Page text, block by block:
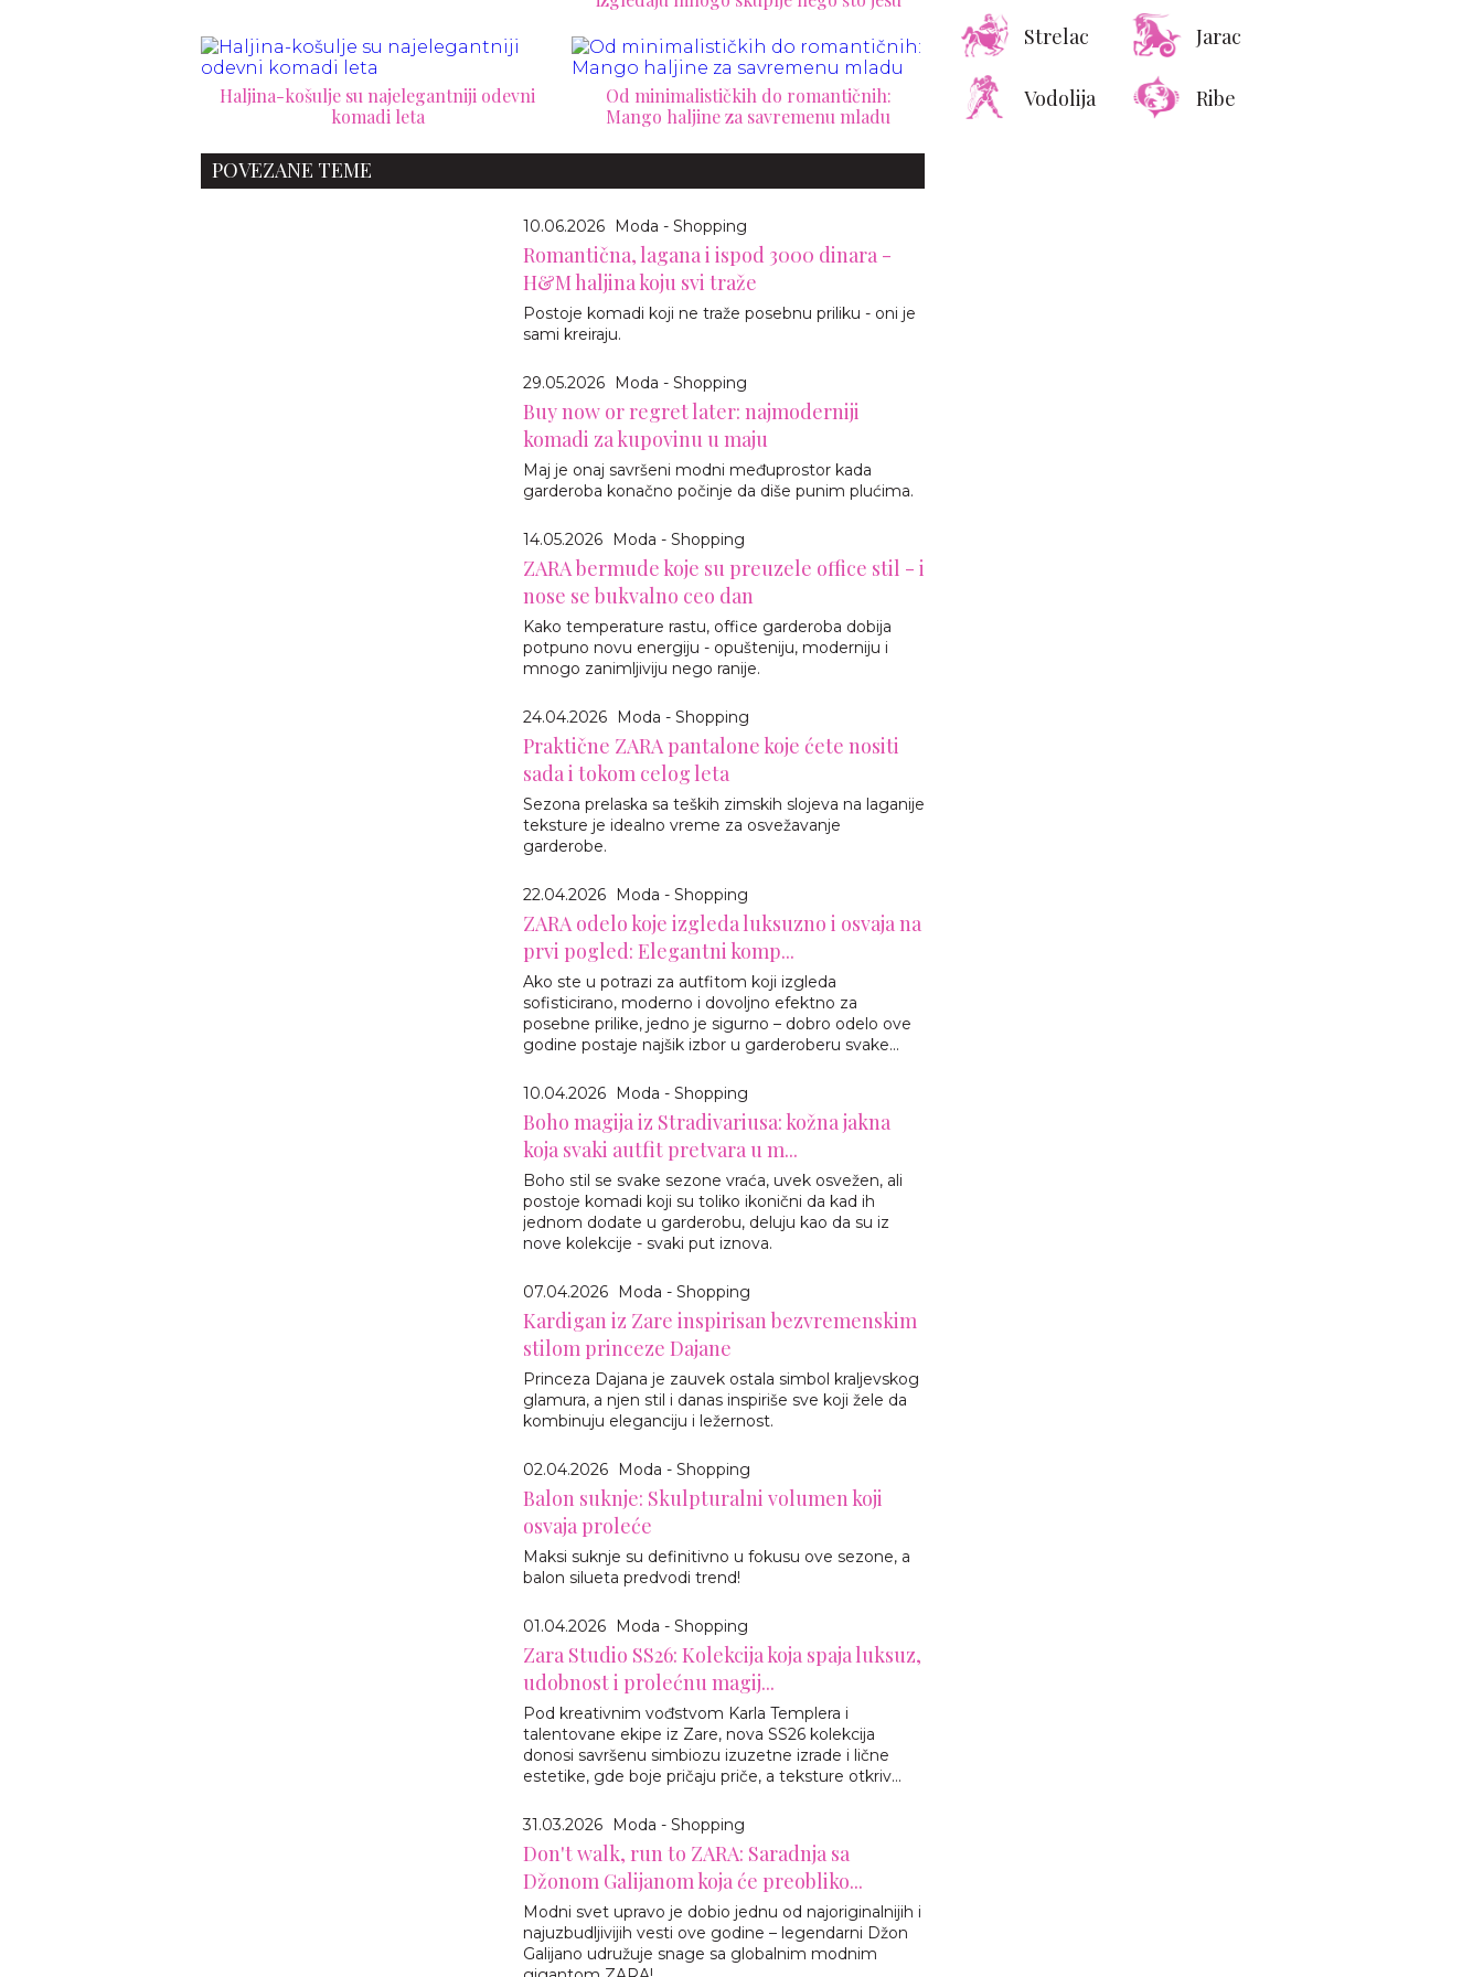
Haljina-košulje su najelegantniji odevni
komadi leta
Od minimalističkih do romantičnih:
Mango haljine za savremenu mladu
POVEZANE TEME
10.06.2026 Moda - Shopping
Romantična, lagana i ispod 3000 dinara -
H&M haljina koju svi traže
Postoje komadi koji ne traže posebnu priliku - oni je
sami kreiraju.
29.05.2026 Moda - Shopping
Buy now or regret later: najmoderniji
komadi za kupovinu u maju
Maj je onaj savršeni modni međuprostor kada
garderoba konačno počinje da diše punim plućima.
14.05.2026 Moda - Shopping
ZARA bermude koje su preuzele office stil - i
nose se bukvalno ceo dan
Kako temperature rastu, office garderoba dobija
potpuno novu energiju - opušteniju, moderniju i
mnogo zanimljiviju nego ranije.
24.04.2026 Moda - Shopping
Praktične ZARA pantalone koje ćete nositi
sada i tokom celog leta
Sezona prelaska sa teških zimskih slojeva na laganije
teksture je idealno vreme za osvežavanje
garderobe.
22.04.2026 Moda - Shopping
ZARA odelo koje izgleda luksuzno i osvaja na
prvi pogled: Elegantni komp...
Ako ste u potrazi za autfitom koji izgleda
sofisticirano, moderno i dovoljno efektno za
posebne prilike, jedno je sigurno – dobro odelo ove
godine postaje najšik izbor u garderoberu svake...
10.04.2026 Moda - Shopping
Boho magija iz Stradivariusa: kožna jakna
koja svaki autfit pretvara u m...
Boho stil se svake sezone vraća, uvek osvežen, ali
postoje komadi koji su toliko ikonični da kad ih
jednom dodate u garderobu, deluju kao da su iz
nove kolekcije - svaki put iznova.
07.04.2026 Moda - Shopping
Kardigan iz Zare inspirisan bezvremenskim
stilom princeze Dajane
Princeza Dajana je zauvek ostala simbol kraljevskog
glamura, a njen stil i danas inspiriše sve koji žele da
kombinuju eleganciju i ležernost.
02.04.2026 Moda - Shopping
Balon suknje: Skulpturalni volumen koji
osvaja proleće
Maksi suknje su definitivno u fokusu ove sezone, a
balon silueta predvodi trend!
01.04.2026 Moda - Shopping
Zara Studio SS26: Kolekcija koja spaja luksuz,
udobnost i prolećnu magij...
Pod kreativnim vođstvom Karla Templera i
talentovane ekipe iz Zare, nova SS26 kolekcija
donosi savršenu simbiozu izuzetne izrade i lične
estetike, gde boje pričaju priče, a teksture otkriv...
31.03.2026 Moda - Shopping
Don't walk, run to ZARA: Saradnja sa
Džonom Galijanom koja će preobliko...
Modni svet upravo je dobio jednu od najoriginalnijih i
najuzbudljivijih vesti ove godine – legendarni Džon
Galijano udružuje snage sa globalnim modnim
Strelac Jarac
Vodolija Ribe